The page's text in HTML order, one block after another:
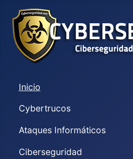
Inicio
Cybertrucos
Ataques Informáticos
Ciberseguridad